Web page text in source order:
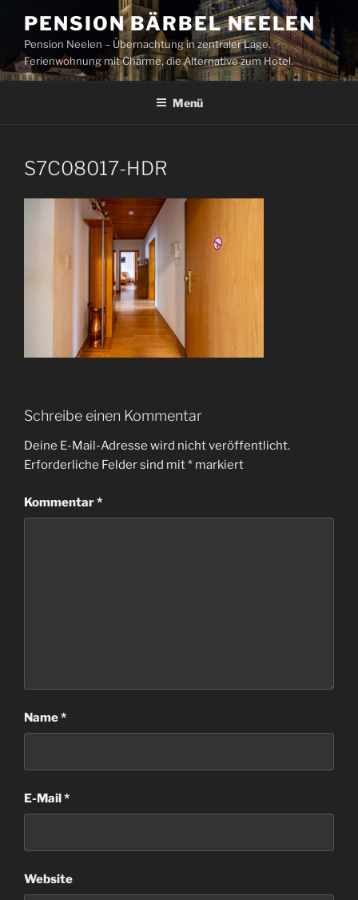
Inhalt
springen
PENSION BÄRBEL NEELEN
Pension Neelen – Übernachtung in zentraler Lage,
Ferienwohnung mit Charme, die Alternative zum Hotel.
Menü
S7C08017-HDR
Schreibe einen Kommentar
Deine E-Mail-Adresse wird nicht veröffentlicht.
Erforderliche Felder sind mit* markiert
Kommentar*
Name*
E-Mail*
Website